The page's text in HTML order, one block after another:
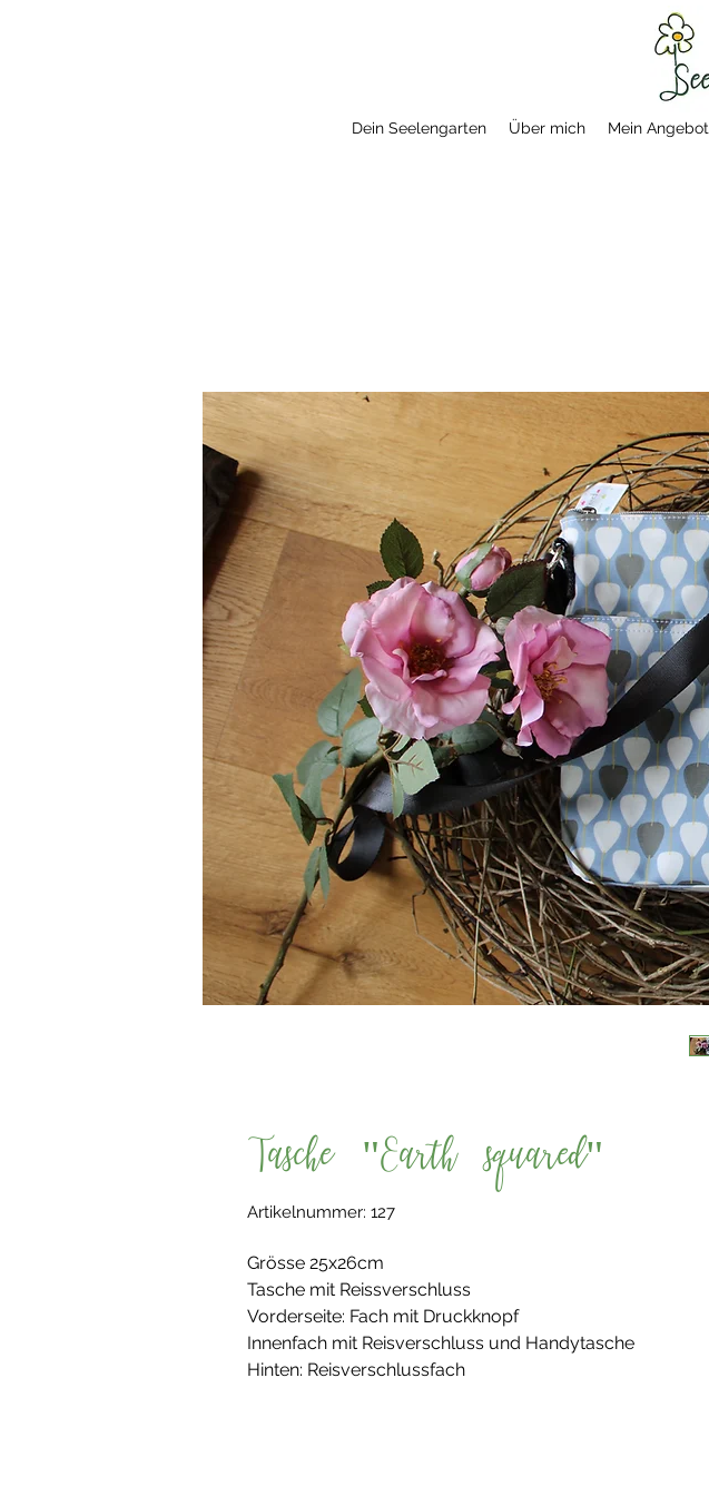
Dein Seelengarten Über mich Mein Angebot
Tasche "Earth squared"
Artikelnummer: 127
Grösse 25x26cm
Tasche mit Reissverschluss
Vorderseite: Fach mit Druckknopf
Innenfach mit Reisverschluss und Handytasche
Hinten: Reisverschlussfach